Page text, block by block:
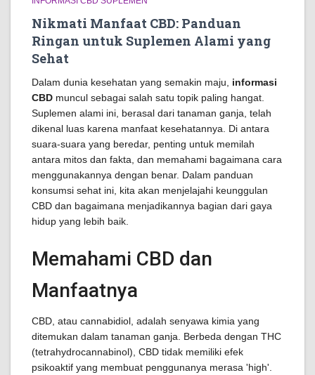
Nikmati Manfaat CBD: Panduan
Ringan untuk Suplemen Alami yang
Sehat
Dalam dunia kesehatan yang semakin maju, informasi
CBD muncul sebagai salah satu topik paling hangat.
Suplemen alami ini, berasal dari tanaman ganja, telah
dikenal luas karena manfaat kesehatannya. Di antara
suara-suara yang beredar, penting untuk memilah
antara mitos dan fakta, dan memahami bagaimana cara
menggunakannya dengan benar. Dalam panduan
konsumsi sehat ini, kita akan menjelajahi keunggulan
CBD dan bagaimana menjadikannya bagian dari gaya
hidup yang lebih baik.
Memahami CBD dan
Manfaatnya
CBD, atau cannabidiol, adalah senyawa kimia yang
ditemukan dalam tanaman ganja. Berbeda dengan THC
(tetrahydrocannabinol), CBD tidak memiliki efek
psikoaktif yang membuat penggunanya merasa 'high'.